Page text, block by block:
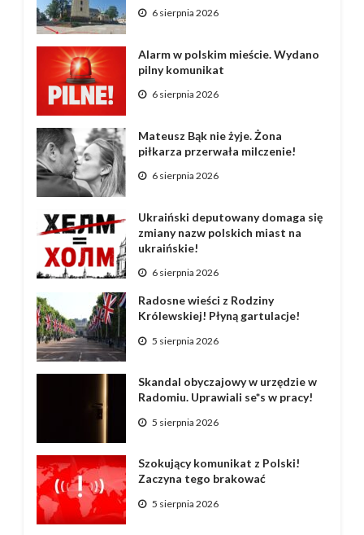
6 sierpnia 2026
Alarm w polskim mieście. Wydano
pilny komunikat
6 sierpnia 2026
Mateusz Bąk nie żyje. Żona
piłkarza przerwała milczenie!
6 sierpnia 2026
Ukraiński deputowany domaga się
zmiany nazw polskich miast na
ukraińskie!
6 sierpnia 2026
Radosne wieści z Rodziny
Królewskiej! Płyną gartulacje!
5 sierpnia 2026
Skandal obyczajowy w urzędzie w
Radomiu. Uprawiali se*s w pracy!
5 sierpnia 2026
Szokujący komunikat z Polski!
Zaczyna tego brakować
5 sierpnia 2026